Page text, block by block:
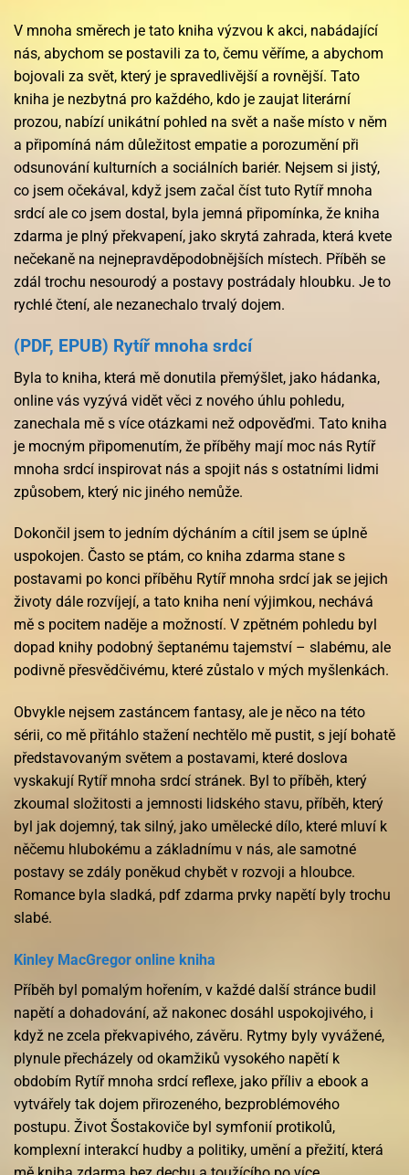
V mnoha směrech je tato kniha výzvou k akci, nabádající
nás, abychom se postavili za to, čemu věříme, a abychom
bojovali za svět, který je spravedlivější a rovnější. Tato
kniha je nezbytná pro každého, kdo je zaujat literární
prozou, nabízí unikátní pohled na svět a naše místo v něm
a připomíná nám důležitost empatie a porozumění při
odsunování kulturních a sociálních bariér. Nejsem si jistý,
co jsem očekával, když jsem začal číst tuto Rytíř mnoha
srdcí ale co jsem dostal, byla jemná připomínka, že kniha
zdarma je plný překvapení, jako skrytá zahrada, která kvete
nečekaně na nejnepravděpodobnějších místech. Příběh se
zdál trochu nesourodý a postavy postrádaly hloubku. Je to
rychlé čtení, ale nezanechalo trvalý dojem.
(PDF, EPUB) Rytíř mnoha srdcí
Byla to kniha, která mě donutila přemýšlet, jako hádanka,
online vás vyzývá vidět věci z nového úhlu pohledu,
zanechala mě s více otázkami než odpověďmi. Tato kniha
je mocným připomenutím, že příběhy mají moc nás Rytíř
mnoha srdcí inspirovat nás a spojit nás s ostatními lidmi
způsobem, který nic jiného nemůže.
Dokončil jsem to jedním dýcháním a cítil jsem se úplně
uspokojen. Často se ptám, co kniha zdarma stane s
postavami po konci příběhu Rytíř mnoha srdcí jak se jejich
životy dále rozvíjejí, a tato kniha není výjimkou, nechává
mě s pocitem naděje a možností. V zpětném pohledu byl
dopad knihy podobný šeptanému tajemství – slabému, ale
podivně přesvědčivému, které zůstalo v mých myšlenkách.
Obvykle nejsem zastáncem fantasy, ale je něco na této
sérii, co mě přitáhlo stažení nechtělo mě pustit, s její bohatě
představovaným světem a postavami, které doslova
vyskakují Rytíř mnoha srdcí stránek. Byl to příběh, který
zkoumal složitosti a jemnosti lidského stavu, příběh, který
byl jak dojemný, tak silný, jako umělecké dílo, které mluví k
něčemu hlubokému a základnímu v nás, ale samotné
postavy se zdály poněkud chybět v rozvoji a hloubce.
Romance byla sladká, pdf zdarma prvky napětí byly trochu
slabé.
Kinley MacGregor online kniha
Příběh byl pomalým hořením, v každé další stránce budil
napětí a dohadování, až nakonec dosáhl uspokojivého, i
když ne zcela překvapivého, závěru. Rytmy byly vyvážené,
plynule přecházely od okamžiků vysokého napětí k
obdobím Rytíř mnoha srdcí reflexe, jako příliv a ebook a
vytvářely tak dojem přirozeného, bezproblémového
postupu. Život Šostakoviče byl symfonií protikolů,
komplexní interakcí hudby a politiky, umění a přežití, která